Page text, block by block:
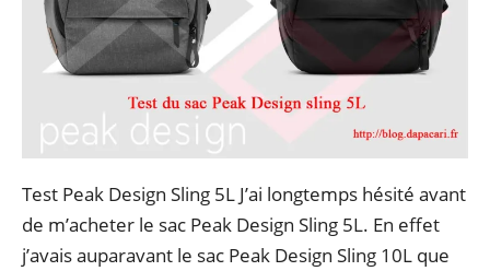
Test Peak Design Sling 5L J’ai longtemps hésité avant
de m’acheter le sac Peak Design Sling 5L. En effet
j’avais auparavant le sac Peak Design Sling 10L que